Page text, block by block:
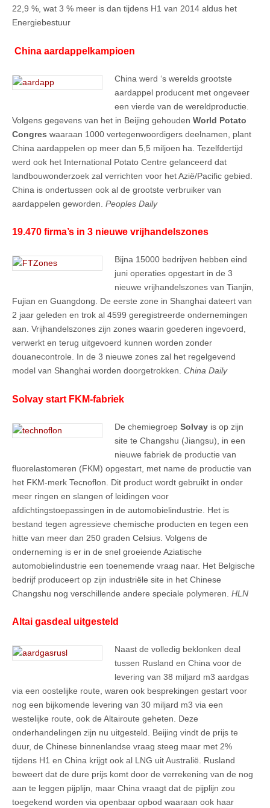
22,9 %, wat 3 % meer is dan tijdens H1 van 2014 aldus het
Energiebestuur
China aardappelkampioen
China werd ‘s werelds grootste
aardappel producent met ongeveer
een vierde van de wereldproductie.
Volgens gegevens van het in Beijing gehouden World Potato
Congres waaraan 1000 vertegenwoordigers deelnamen, plant
China aardappelen op meer dan 5,5 miljoen ha. Tezelfdertijd
werd ook het International Potato Centre gelanceerd dat
landbouwonderzoek zal verrichten voor het Azië/Pacific gebied.
China is ondertussen ook al de grootste verbruiker van
aardappelen geworden. Peoples Daily
19.470 firma’s in 3 nieuwe vrijhandelszones
Bijna 15000 bedrijven hebben eind
juni operaties opgestart in de 3
nieuwe vrijhandelszones van Tianjin,
Fujian en Guangdong. De eerste zone in Shanghai dateert van
2 jaar geleden en trok al 4599 geregistreerde ondernemingen
aan. Vrijhandelszones zijn zones waarin goederen ingevoerd,
verwerkt en terug uitgevoerd kunnen worden zonder
douanecontrole. In de 3 nieuwe zones zal het regelgevend
model van Shanghai worden doorgetrokken. China Daily
Solvay start FKM-fabriek
De chemiegroep Solvay is op zijn
site te Changshu (Jiangsu), in een
nieuwe fabriek de productie van
fluorelastomeren (FKM) opgestart, met name de productie van
het FKM-merk Tecnoflon. Dit product wordt gebruikt in onder
meer ringen en slangen of leidingen voor
afdichtingstoepassingen in de automobielindustrie. Het is
bestand tegen agressieve chemische producten en tegen een
hitte van meer dan 250 graden Celsius. Volgens de
onderneming is er in de snel groeiende Aziatische
automobielindustrie een toenemende vraag naar. Het Belgische
bedrijf produceert op zijn industriële site in het Chinese
Changshu nog verschillende andere speciale polymeren. HLN
Altai gasdeal uitgesteld
Naast de volledig beklonken deal
tussen Rusland en China voor de
levering van 38 miljard m3 aardgas
via een oostelijke route, waren ook besprekingen gestart voor
nog een bijkomende levering van 30 miljard m3 via een
westelijke route, ook de Altairoute geheten. Deze
onderhandelingen zijn nu uitgesteld. Beijing vindt de prijs te
duur, de Chinese binnenlandse vraag steeg maar met 2%
tijdens H1 en China krijgt ook al LNG uit Australië. Rusland
beweert dat de dure prijs komt door de verrekening van de nog
aan te leggen pijplijn, maar China vraagt dat de pijplijn zou
toegekend worden via openbaar opbod waaraan ook haar